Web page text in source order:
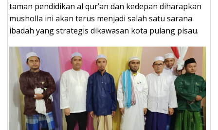
taman pendidikan al qur’an dan kedepan diharapkan
musholla ini akan terus menjadi salah satu sarana
ibadah yang strategis dikawasan kota pulang pisau.